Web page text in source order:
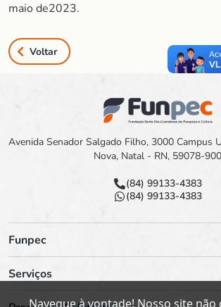
maio de2023.
Voltar
Avenida Senador Salgado Filho, 3000 Campus
Nova, Natal - RN, 59078-900
(84) 99133-4383
(84) 99133-4383
Funpec
Serviços
Navegue à vontade! Nosso site não